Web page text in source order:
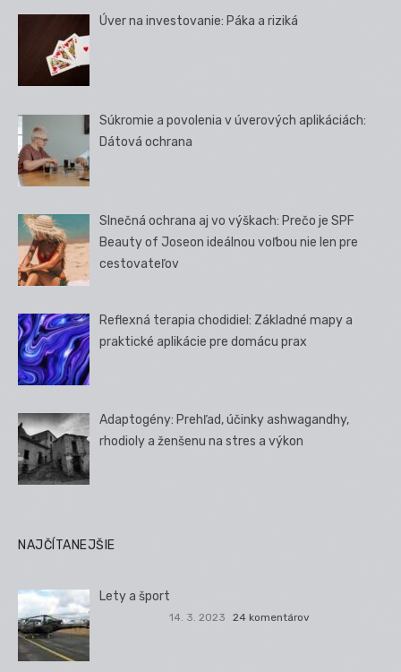
Úver na investovanie: Páka a riziká
Súkromie a povolenia v úverových aplikáciách:
Dátová ochrana
Slnečná ochrana aj vo výškach: Prečo je SPF
Beauty of Joseon ideálnou voľbou nie len pre
cestovateľov
Reflexná terapia chodidiel: Základné mapy a
praktické aplikácie pre domácu prax
Adaptogény: Prehľad, účinky ashwagandhy,
rhodioly a ženšenu na stres a výkon
NAJČÍTANEJŠIE
Lety a šport
14. 3. 2023 24 komentárov